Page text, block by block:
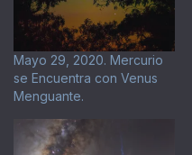
Mayo 29, 2020. Mercurio
se Encuentra con Venus
Menguante.